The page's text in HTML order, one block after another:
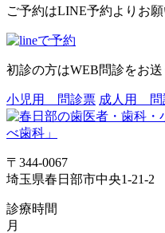
ご予約はLINE予約よりお願
初診の方はWEB問診をお送
小児用 問診票 成人用 問
〒344-0067
埼玉県春日部市中央1-21-2
診療時間
月